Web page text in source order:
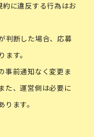
約に違反する行為はお
判断した場合、応募
す。
事前通知なく変更ま
た、運営側は必要に
ます。